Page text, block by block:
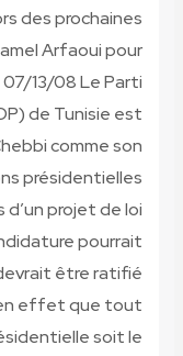
des prochaines
Arfaoui pour
07/13/08 Le Parti
de Tunisie est
comme son
présidentielles
projet de loi
pourrait
être ratifié
effet que tout
soit le